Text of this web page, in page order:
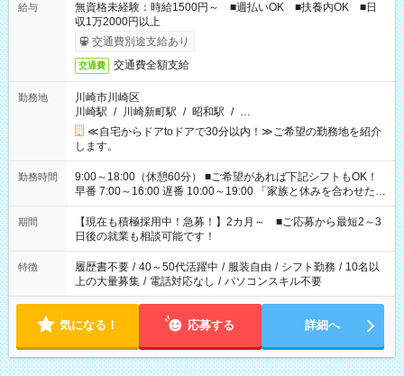
給与
無資格未経験：時給1500円～ ■週払いOK ■扶養内OK ■日
収1万2000円以上
交通費別途支給あり
交通費 交通費全額支給
勤務地
川崎市川崎区
川崎駅 / 川崎新町駅 / 昭和駅 / …
≪自宅からドアtoドアで30分以内！≫ご希望の勤務地を紹介
します。
勤務時間
9:00～18:00（休憩60分） ■ご希望があれば下記シフトもOK！
早番 7:00～16:00 遅番 10:00～19:00 「家族と休みを合わせた
い」 「余裕を持って夕飯の準備がしたい」 「できれば残業はし
たくない」 など、ご希望を教えてくださいね。 ※Wワーク希望
の方へ 今ご覧のお仕事で希望する勤務時間と、もう1つのお仕事
の勤務時間。 合計で週40時間を超える場合は応募できません。
期間
【現在も積極採用中！急募！】2カ月～ ■ご応募から最短2～3
日後の就業も相談可能です！
特徴 履歴書不要 / 40～50代活躍中 / 服装自由 / シフト勤務 / 10名以
上の大量募集 / 電話対応なし / パソコンスキル不要
気になる！ 応募する 詳細へ